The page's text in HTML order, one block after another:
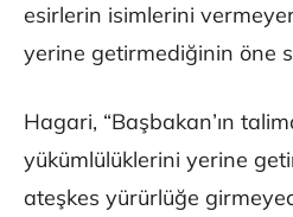
esirlerin isimlerini
yerine getirmediğinin öne
Hagari, “Başbakan’ın
yükümlülüklerini yerine
ateşkes yürürlüğe